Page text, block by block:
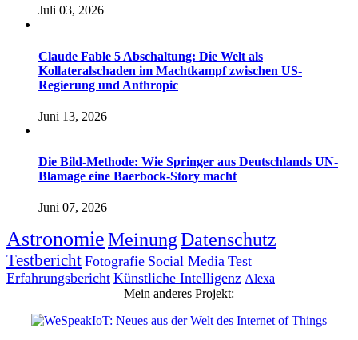
Juli 03, 2026
Claude Fable 5 Abschaltung: Die Welt als
Kollateralschaden im Machtkampf zwischen US-
Regierung und Anthropic
Juni 13, 2026
Die Bild-Methode: Wie Springer aus Deutschlands UN-
Blamage eine Baerbock-Story macht
Juni 07, 2026
AstronomieMeinungDatenschutz
Testbericht Fotografie Social Media Test
Erfahrungsbericht Künstliche Intelligenz Alexa
Mein anderes Projekt: